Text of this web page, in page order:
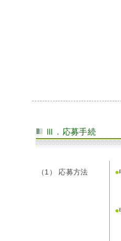
Ⅲ．応募手続
（1） 応募方法 ●
●